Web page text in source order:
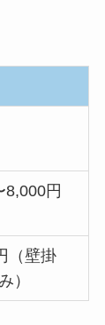
8,000円
（壁掛
）